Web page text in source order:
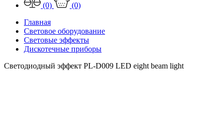
(0)
(0)
Главная
Световое оборудование
Световые эффекты
Дискотечные приборы
Светодиодный эффект PL-D009 LED eight beam light